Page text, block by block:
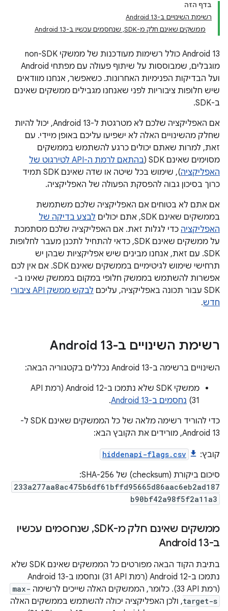
בדף הזה
רשימת השינויים ב-Android 13
ממשקים שאינם חלק מ-SDK, שנחסמים עכשיו ב-Android 13
‫Android 13 כולל רשימות מעודכנות של ממשקי non-SDK
מוגבלים, שמבוססות על שיתוף פעולה עם מפתחי Android
ועל הבדיקות הפנימיות האחרונות. כשאפשר, אנחנו מוודאים
שיש חלופות ציבוריות לפני שאנחנו מגבילים ממשקים שאינם
ב-SDK.
אם האפליקציה שלכם לא מטרגטת ל-Android 13, יכול להיות
שחלק מהשינויים האלה לא ישפיעו עליכם באופן מיידי. עם
זאת, למרות שאתם יכולים כרגע להשתמש בממשקים
מסוימים שאינם SDK (
בהתאם לרמת ה-API לטירגוט של
האפליקציה
), שימוש בכל שיטה או שדה שאינם SDK תמיד
כרוך בסיכון גבוה להפסקת הפעולה של האפליקציה.
אם אתם לא בטוחים אם האפליקציה שלכם משתמשת
בממשקים שאינם SDK, אתם יכולים
לבצע בדיקה של
האפליקציה כדי לגלות זאת. אם האפליקציה שלכם מסתמכת
על ממשקים שאינם SDK, כדאי להתחיל לתכנן מעבר לחלופות
SDK. עם זאת, אנחנו מבינים שיש אפליקציות שבהן יש
תרחישי שימוש לגיטימיים בממשקים שאינם SDK. אם אין לכם
אפשרות להשתמש בממשק חלופי במקום בממשק שאינו ב-
SDK עבור תכונה באפליקציה, עליכם
לבקש ממשק API ציבורי
חדש.
רשימת השינויים ב-Android 13
השינויים ברשימה ב-Android 13 נכללים בקטגוריה הבאה:
31) נחסמים ב-Android 13
.
כדי להוריד רשימה מלאה של כל הממשקים שאינם SDK ל-
Android 13, מורידים את הקובץ הבא:
קובץ: hiddenapi-flags.csv
סיכום ביקורת (checksum) של SHA-256:
233a277aa8ac475b6df61bffd95665d86aac6eb2ad187
b90bf42a98f5f2a11a3
ממשקים שאינם חלק מ-SDK , שנחסמים עכשיו
ב-Android 13
בתיבת הקוד הבאה מפורטים כל הממשקים שאינם SDK שלא
נתמכו ב-Android 12 (רמת API ‏31) ונחסמו ב-Android 13
(רמת API ‏33). כלומר, הממשקים האלה שייכים לרשימה
max-
target-s, ולכן האפליקציה יכולה להשתמש בממשקים האלה